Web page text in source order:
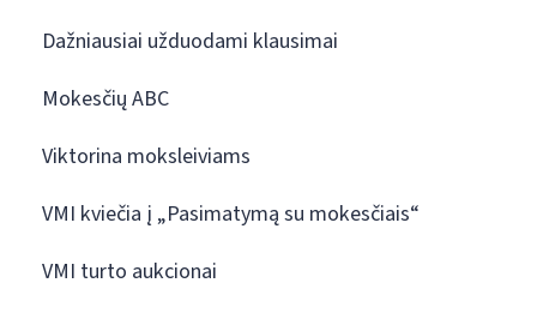
Dažniausiai užduodami klausimai
Mokesčių ABC
Viktorina moksleiviams
VMI kviečia į „Pasimatymą su mokesčiais“
VMI turto aukcionai